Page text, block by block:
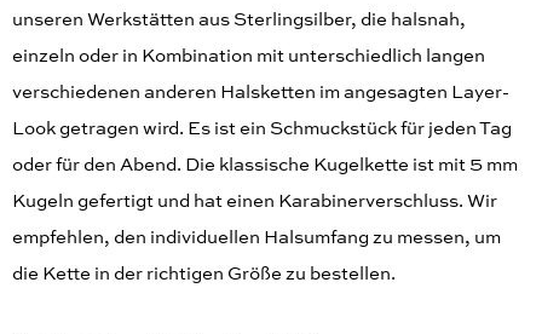
unseren Werkstätten aus Sterlingsilber, die halsnah,
einzeln oder in Kombination mit unterschiedlich langen
verschiedenen anderen Halsketten im angesagten Layer-
Look getragen wird. Es ist ein Schmuckstück für jeden Tag
oder für den Abend. Die klassische Kugelkette ist mit 5 mm
Kugeln gefertigt und hat einen Karabinerverschluss. Wir
empfehlen, den individuellen Halsumfang zu messen, um
die Kette in der richtigen Größe zu bestellen.